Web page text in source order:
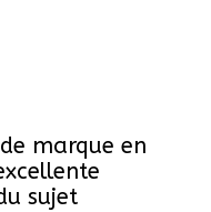
marque en
sujet